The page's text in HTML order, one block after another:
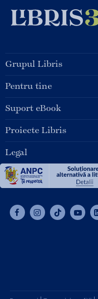
Grupul Libris
Pentru tine
Suport eBook
Proiecte Libris
Legal